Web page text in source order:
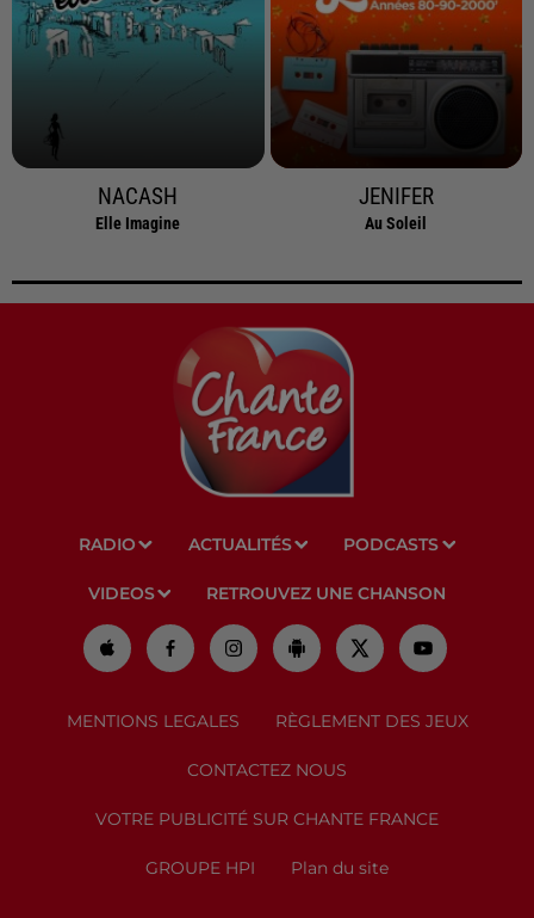
NACASH
Elle Imagine
JENIFER
Au Soleil
RADIO ACTUALITÉS PODCASTS
VIDEOS RETROUVEZ UNE CHANSON
MENTIONS LEGALES RÈGLEMENT DES JEUX
CONTACTEZ NOUS
VOTRE PUBLICITÉ SUR CHANTE FRANCE
GROUPE HPI Plan du site